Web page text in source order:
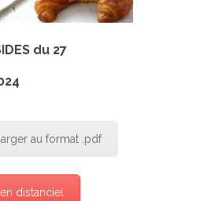
du 27
au format .pdf
distanciel